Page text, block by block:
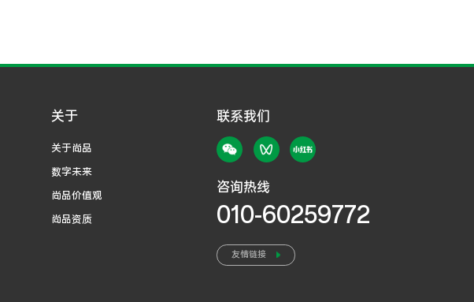
关于
关于尚品
数字未来
尚品价值观
尚品资质
联系我们
咨询热线
010-60259772
友情链接